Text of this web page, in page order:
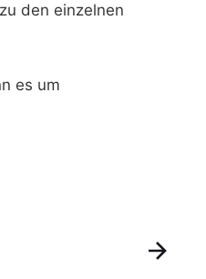
den einzelnen
es um